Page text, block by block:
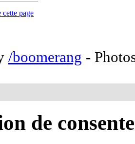
/boomerang -
de